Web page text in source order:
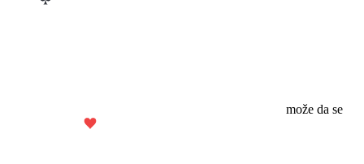
može da se